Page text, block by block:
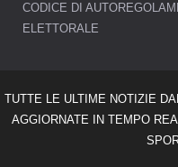
CODICE DI
ELETTORALE
TUTTE LE ULTIME NOTIZIE
AGGIORNATE IN TEMPO